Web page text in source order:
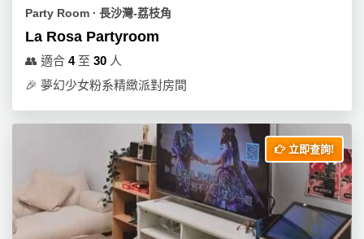
Party Room ∙ 長沙灣-荔枝角
La Rosa Partyroom
👥 適合 4至 30 人
🎉 夢幻少女粉系精緻派對房間
立即查詢!